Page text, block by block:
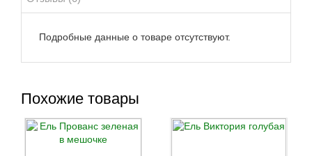
Подробные данные о товаре отсутствуют.
Похожие товары